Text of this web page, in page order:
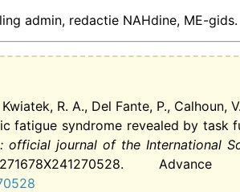
admin, redactie NAHdine, ME-gids.
R. A., Del Fante, P., Calhoun,
fatigue syndrome revealed by task
journal of the International
Advance